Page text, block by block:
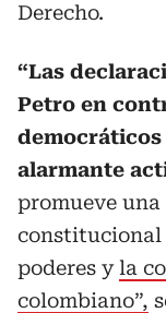
Derecho.
“Las
Petro en
alarmante
promueve
constitucional
poderes yla
colombiano”,